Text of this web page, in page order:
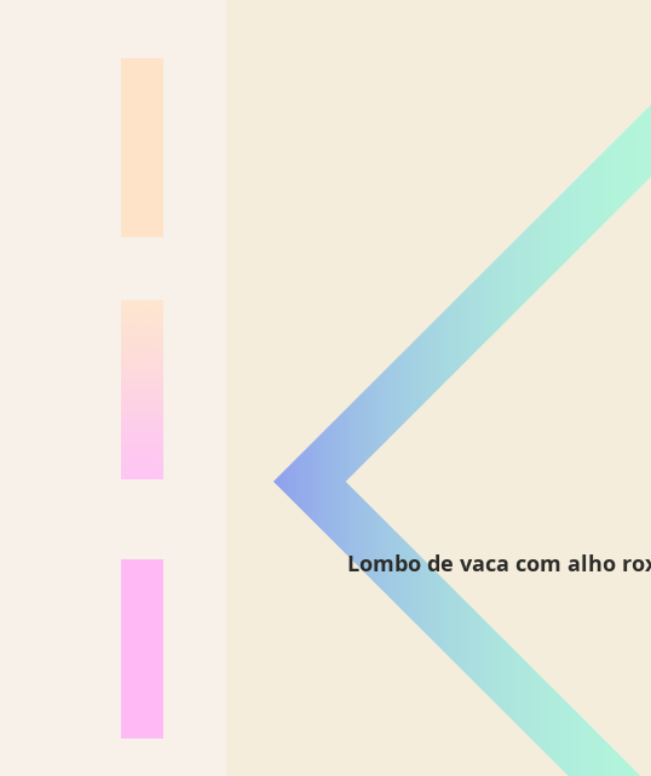
Lombo de vaca com alho